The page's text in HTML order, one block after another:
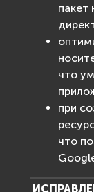
пакет
что
при
что